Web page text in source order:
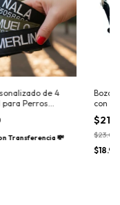
de 4
para Perros
Transferencia 💸
Bozal
con